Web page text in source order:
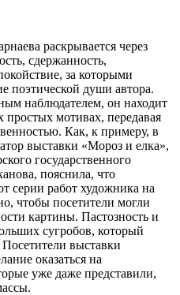
раскрывается через
сдержанность,
за которыми
поэтической души автора.
наблюдателем, он находит
мотивах, передавая
Как, к примеру, в
выставки «Мороз и елка»,
государственного
пояснила, что
серии работ художника на
чтобы посетители могли
картины. Пастозность и
сугробов, который
выставки
оказаться на
уже даже представили,